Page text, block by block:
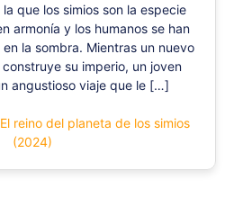
que los simios son la especie
armonía y los humanos se han
la sombra. Mientras un nuevo
su imperio, un joven
angustioso viaje que le […]
reino del planeta de los simios
(2024)